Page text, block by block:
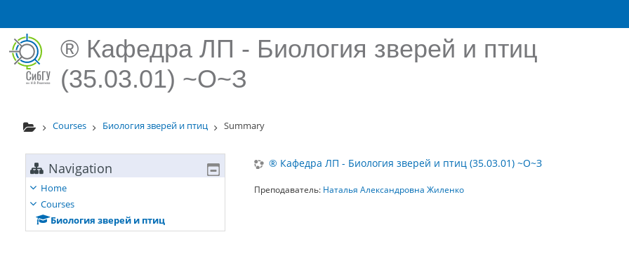
® Кафедра ЛП - Биология зверей и птиц
(35.03.01) ~О~З
Courses Биология зверей и птиц Summary
® Кафедра ЛП - Биология зверей и птиц (35.03.01) ~О~З
Преподаватель: Наталья Александровна Жиленко
Navigation
Home
Courses
Биология зверей и птиц